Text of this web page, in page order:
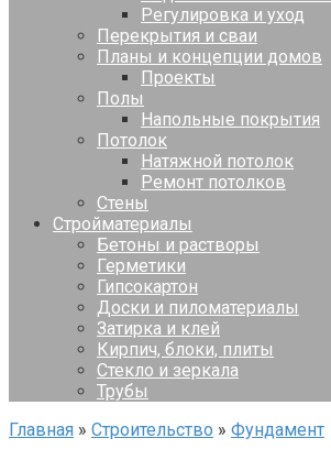
Регулировка и уход
Перекрытия и сваи
Планы и концепции домов
Проекты
Полы
Напольные покрытия
Потолок
Натяжной потолок
Ремонт потолков
Стены
Стройматериалы
Бетоны и растворы
Герметики
Гипсокартон
Доски и пиломатериалы
Затирка и клей
Кирпич, блоки, плиты
Стекло и зеркала
Трубы
Главная » Строительство » Фундамент